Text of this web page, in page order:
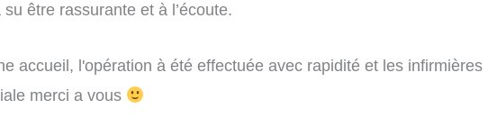
su être rassurante et à l’écoute.
accueil, l'opération à été effectuée avec rapidité et les infirmières
merci a vous